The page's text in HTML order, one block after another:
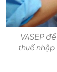
VASEP
thuế